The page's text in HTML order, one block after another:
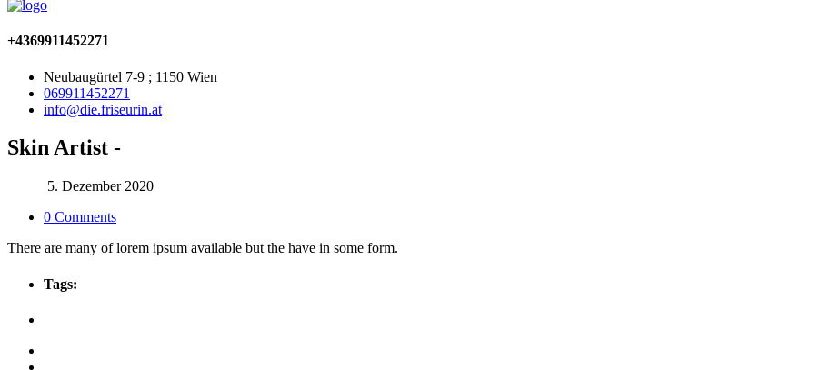
+4369911452271
Neubaugürtel 7-9 ; 1150 Wien
069911452271
info@die.friseurin.at
Skin Artist -
5. Dezember 2020
0 Comments
There are many of lorem ipsum available but the have in some form.
Tags: